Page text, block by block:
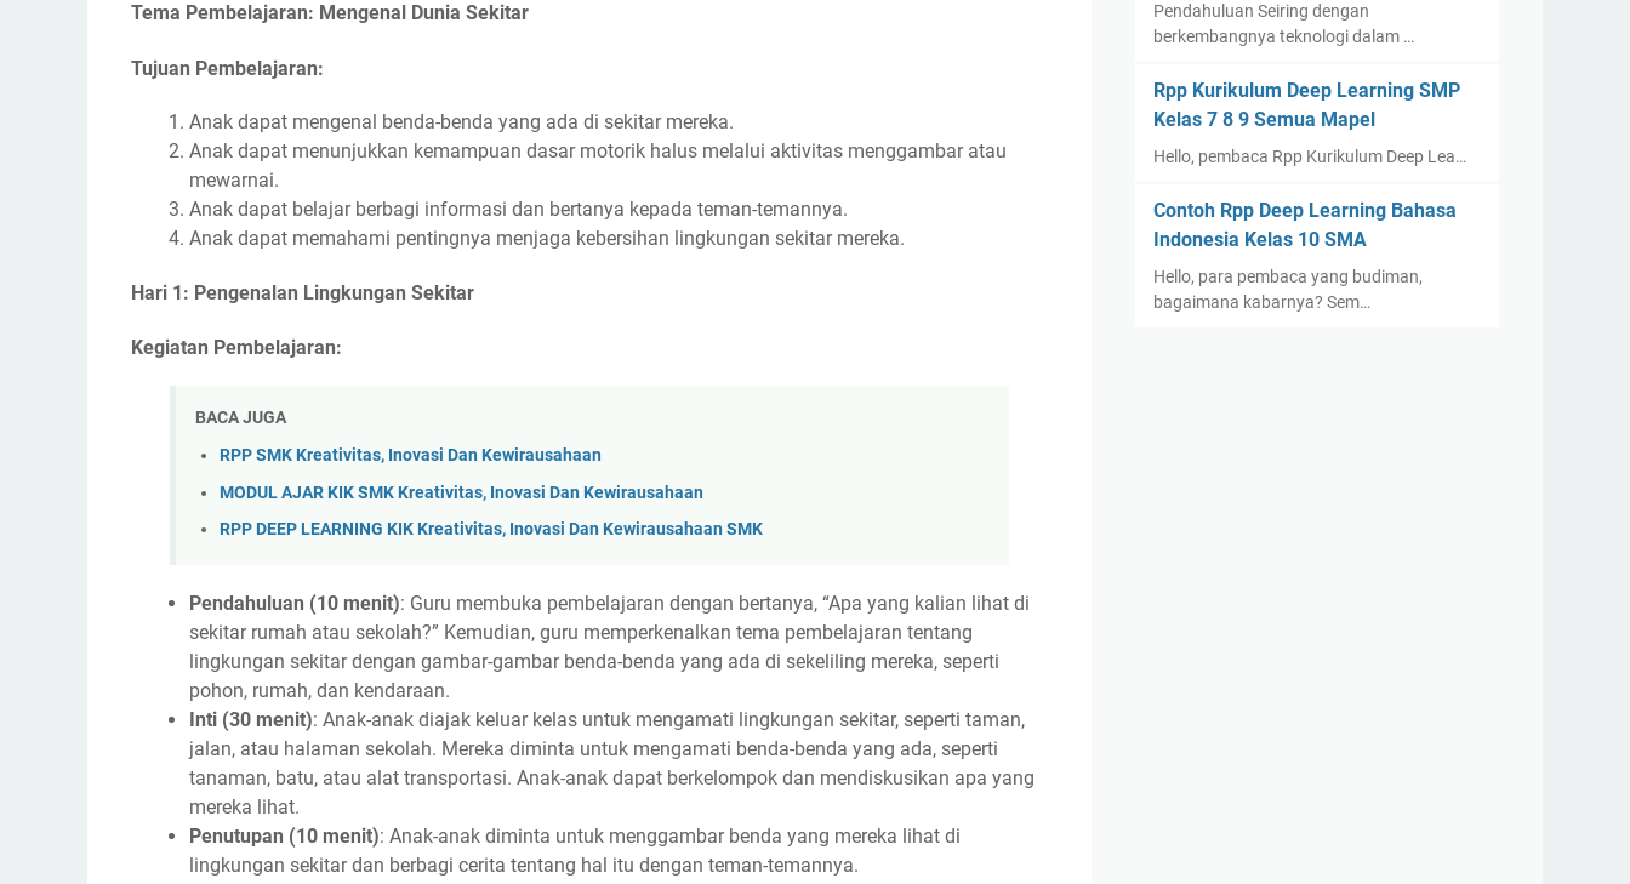
Tema Pembelajaran: Mengenal Dunia Sekitar
Tujuan Pembelajaran:
Anak dapat mengenal benda-benda yang ada di sekitar mereka.
Anak dapat menunjukkan kemampuan dasar motorik halus melalui aktivitas menggambar atau
mewarnai.
Anak dapat belajar berbagi informasi dan bertanya kepada teman-temannya.
Anak dapat memahami pentingnya menjaga kebersihan lingkungan sekitar mereka.
Hari 1: Pengenalan Lingkungan Sekitar
Kegiatan Pembelajaran:
BACA JUGA
RPP SMK Kreativitas, Inovasi Dan Kewirausahaan
MODUL AJAR KIK SMK Kreativitas, Inovasi Dan Kewirausahaan
RPP DEEP LEARNING KIK Kreativitas, Inovasi Dan Kewirausahaan SMK
Pendahuluan (10 menit): Guru membuka pembelajaran dengan bertanya, “Apa yang kalian lihat di
sekitar rumah atau sekolah?” Kemudian, guru memperkenalkan tema pembelajaran tentang
lingkungan sekitar dengan gambar-gambar benda-benda yang ada di sekeliling mereka, seperti
pohon, rumah, dan kendaraan.
Inti (30 menit): Anak-anak diajak keluar kelas untuk mengamati lingkungan sekitar, seperti taman,
jalan, atau halaman sekolah. Mereka diminta untuk mengamati benda-benda yang ada, seperti
tanaman, batu, atau alat transportasi. Anak-anak dapat berkelompok dan mendiskusikan apa yang
mereka lihat.
Penutupan (10 menit): Anak-anak diminta untuk menggambar benda yang mereka lihat di
lingkungan sekitar dan berbagi cerita tentang hal itu dengan teman-temannya.
Pendahuluan Seiring dengan
berkembangnya teknologi dalam …
Rpp Kurikulum Deep Learning SMP
Kelas 7 8 9 Semua Mapel
Hello, pembaca Rpp Kurikulum Deep Lea…
Contoh Rpp Deep Learning Bahasa
Indonesia Kelas 10 SMA
Hello, para pembaca yang budiman,
bagaimana kabarnya? Sem…